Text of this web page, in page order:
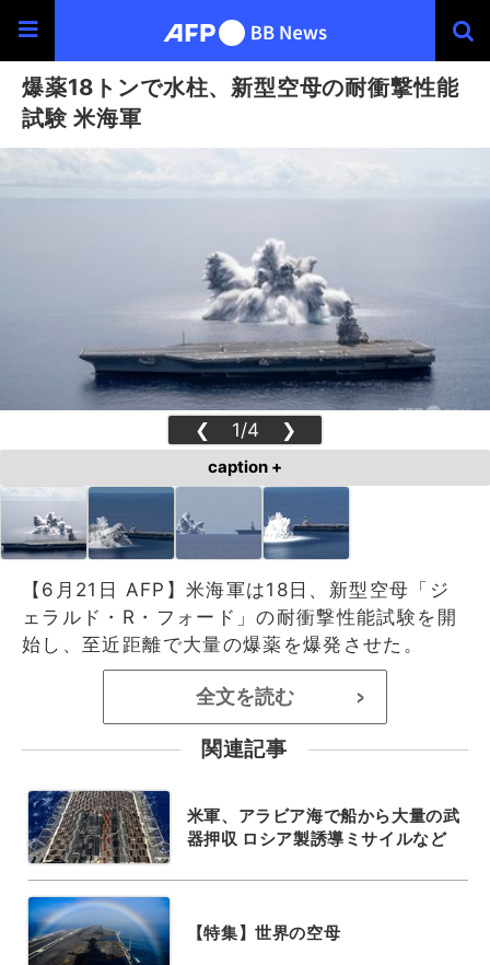
爆薬18トンで水柱、新型空母の耐衝撃性能
試験 米海軍
❮ 1/4 ❯
caption +
【6月21日 AFP】米海軍は18日、新型空母「ジ
ェラルド・R・フォード」の耐衝撃性能試験を開
始し、至近距離で大量の爆薬を爆発させた。
全文を読む >
関連記事
米軍、アラビア海で船から大量の武
器押収 ロシア製誘導ミサイルなど
【特集】世界の空母